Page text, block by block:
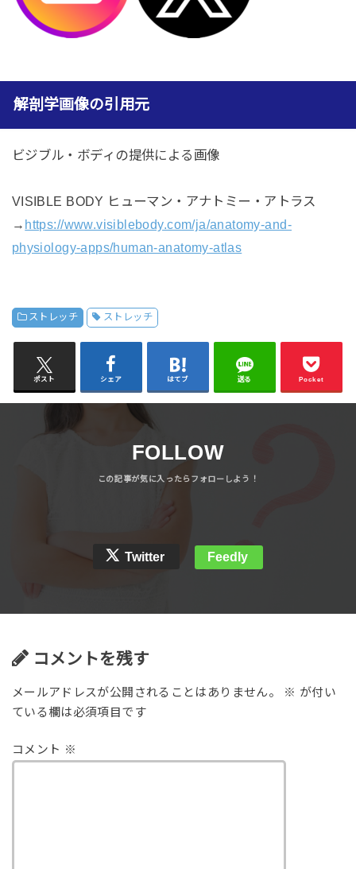
解剖学画像の引用元
ビジブル・ボディの提供による画像
VISIBLE BODY ヒューマン・アナトミー・アトラス
→ https://www.visiblebody.com/ja/anatomy-and-
physiology-apps/human-anatomy-atlas
ストレッチ ストレッチ
ポスト シェア はてブ 送る Pocket
FOLLOW
Twitter Feedly
コメントを残す
メールアドレスが公開されることはありません。 ※ が付い
ている欄は必須項目です
コメント ※